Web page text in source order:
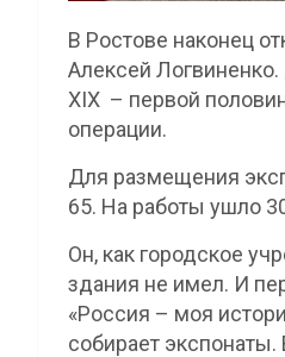
В Ростове наконец
Алексей
XIX – первой
операции.
Для размещения
65. На работы ушло
Он, как городское
здания не имел. И
«Россия – моя
собирает